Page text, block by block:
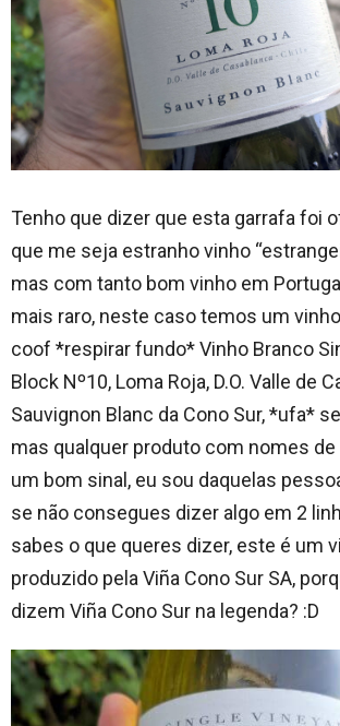
Tenho que dizer que esta garrafa foi
que me seja estranho vinho
mas com tanto bom vinho em
mais raro, neste caso temos um
coof *respirar fundo* Vinho Branco
Block Nº10, Loma Roja, D.O. Valle de
Sauvignon Blanc da Cono Sur, *ufa*
mas qualquer produto com nomes de
um bom sinal, eu sou daquelas
se não consegues dizer algo em 2
sabes o que queres dizer, este é um
produzido pela Viña Cono Sur SA,
dizem Viña Cono Sur na legenda? :D